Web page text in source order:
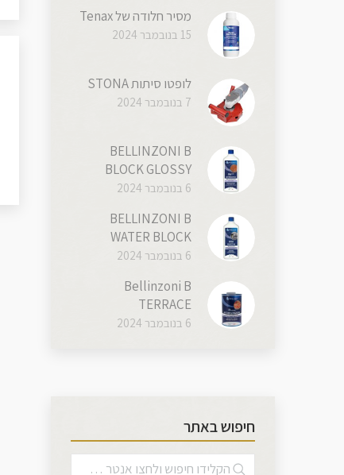
מסיר חלודה של Tenax
15 בנובמבר 2024
לופטו סיתות STONA
7 בנובמבר 2024
BELLINZONI B
BLOCK GLOSSY
6 בנובמבר 2024
BELLINZONI B
WATER BLOCK
6 בנובמבר 2024
Bellinzoni B
TERRACE
6 בנובמבר 2024
חיפוש באתר